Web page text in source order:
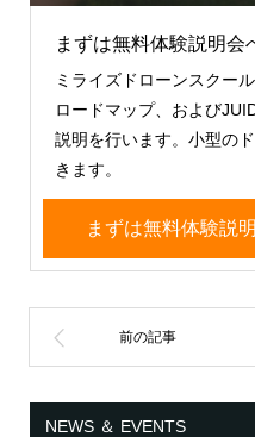
まずは無料体験説明会
ミライズドローンスクー
ロードマップ、および
説明を行います。小型の
きます。
まずは無料体験説
NEWS ＆ EVENTS